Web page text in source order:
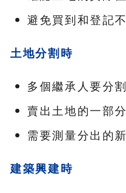
避免買到和登記
土地分割時
多個繼承人要分
賣出土地的一部分
需要測量分出的
建築興建時